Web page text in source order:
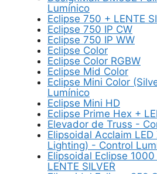
Lumínico
Eclipse 750 + LENTE
Eclipse 750 IP CW
Eclipse 750 IP WW
Eclipse Color
Eclipse Color RGBW
Eclipse Mid Color
Eclipse Mini Color
Lumínico
Eclipse Mini HD
Eclipse Prime Hex +
Elevador de Truss -
Elipsoidal Acclaim
Lighting) - Control
Elipsoidal Eclipse 1000
LENTE SILVER